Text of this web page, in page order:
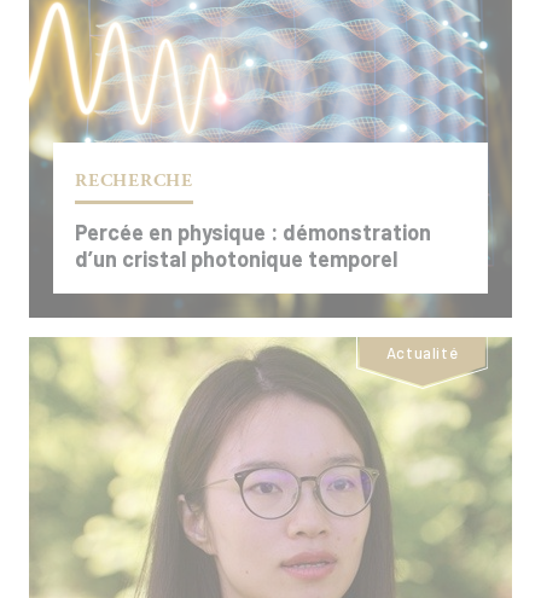
RECHERCHE
Percée en physique : démonstration
d’un cristal photonique temporel
Actualité